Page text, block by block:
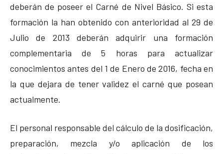
deberán de poseer el Carné de Nivel Básico. Si esta
formación la han obtenido con anterioridad al 29 de
Julio de 2013 deberán adquirir una formación
complementaria de 5 horas para actualizar
conocimientos antes del 1 de Enero de 2016, fecha en
la que dejara de tener validez el carné que posean
actualmente.
El personal responsable del cálculo de la dosificación,
preparación, mezcla y/o aplicación de los